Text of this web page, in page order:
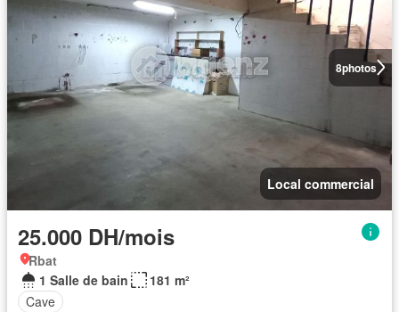
8photos
Local commercial
25.000 DH/mois
Rbat
1 Salle de bain
181 m²
Cave